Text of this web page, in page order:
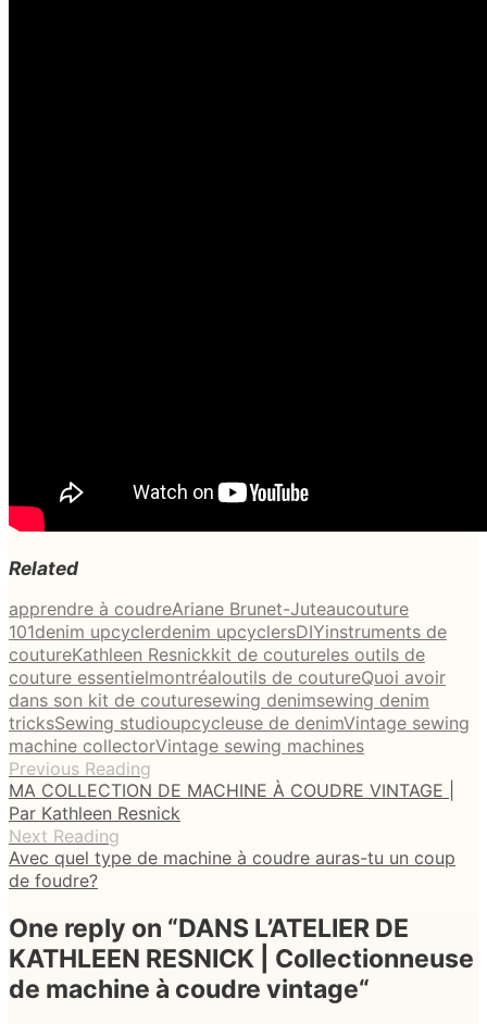
Related
apprendre à coudreAriane Brunet-Juteaucouture
101denim upcyclerdenim upcyclersDIYinstruments de
coutureKathleen Resnickkit de coutureles outils de
couture essentielmontréaloutils de coutureQuoi avoir
dans son kit de couturesewing denimsewing denim
tricksSewing studioupcycleuse de denimVintage sewing
machine collectorVintage sewing machines
Previous Reading
MA COLLECTION DE MACHINE À COUDRE VINTAGE |
Par Kathleen Resnick
Next Reading
Avec quel type de machine à coudre auras-tu un coup
de foudre?
One reply on “DANS L’ATELIER DE
KATHLEEN RESNICK | Collectionneuse
de machine à coudre vintage“